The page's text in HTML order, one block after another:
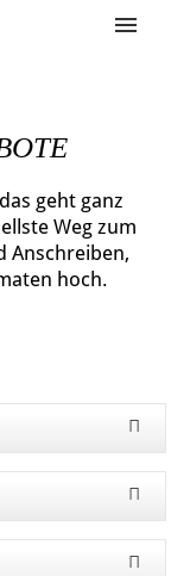
geht ganz
Weg zum
Anschreiben,
hoch.